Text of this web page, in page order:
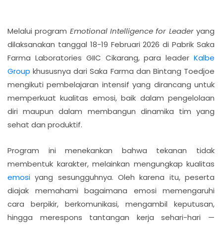
Melalui program Emotional Intelligence for Leaderyang
dilaksanakan tanggal 18-19 Februari 2026 di Pabrik Saka
Farma Laboratories GIIC Cikarang, para leader Kalbe
Group khususnya dari Saka Farma dan Bintang Toedjoe
mengikuti pembelajaran intensif yang dirancang untuk
memperkuat kualitas emosi, baik dalam pengelolaan
diri maupun dalam membangun dinamika tim yang
sehat dan produktif.
Program ini menekankan bahwa tekanan tidak
membentuk karakter, melainkan mengungkap kualitas
emosi yang sesungguhnya. Oleh karena itu, peserta
diajak memahami bagaimana emosi memengaruhi
cara berpikir, berkomunikasi, mengambil keputusan,
hingga merespons tantangan kerja sehari-hari —